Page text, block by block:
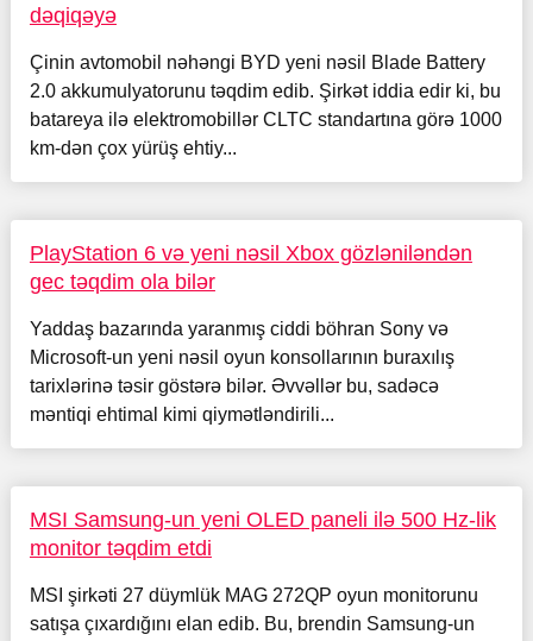
dəqiqəyə
Çinin avtomobil nəhəngi BYD yeni nəsil Blade Battery
2.0 akkumulyatorunu təqdim edib. Şirkət iddia edir ki, bu
batareya ilə elektromobillər CLTC standartına görə 1000
km-dən çox yürüş ehtiy...
PlayStation 6 və yeni nəsil Xbox gözləniləndən
gec təqdim ola bilər
Yaddaş bazarında yaranmış ciddi böhran Sony və
Microsoft-un yeni nəsil oyun konsollarının buraxılış
tarixlərinə təsir göstərə bilər. Əvvəllər bu, sadəcə
məntiqi ehtimal kimi qiymətləndirili...
MSI Samsung-un yeni OLED paneli ilə 500 Hz-lik
monitor təqdim etdi
MSI şirkəti 27 düymlük MAG 272QP oyun monitorunu
satışa çıxardığını elan edib. Bu, brendin Samsung-un